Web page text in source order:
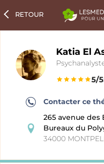
RETOUR
Katia El
5/5
Contacter ce
265 avenue des
Bureaux du
34000